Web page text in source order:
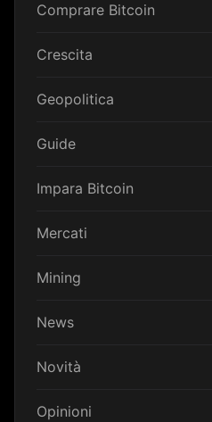
Comprare Bitcoin
Crescita
Geopolitica
Guide
Impara Bitcoin
Mercati
Mining
News
Novità
Opinioni